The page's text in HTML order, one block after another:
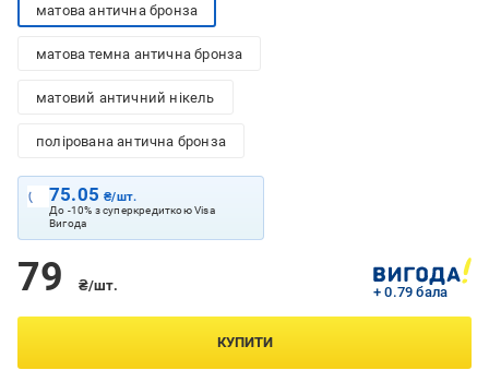
матова антична бронза
матова темна антична бронза
матовий античний нікель
полірована антична бронза
75.05₴/шт.
До -10% з суперкредиткою Visa
Вигода
79 ₴/шт. + 0.79 бала
КУПИТИ